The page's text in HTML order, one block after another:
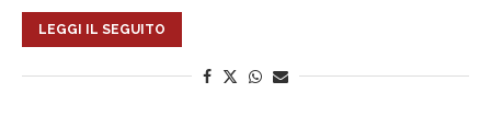
LEGGI IL SEGUITO